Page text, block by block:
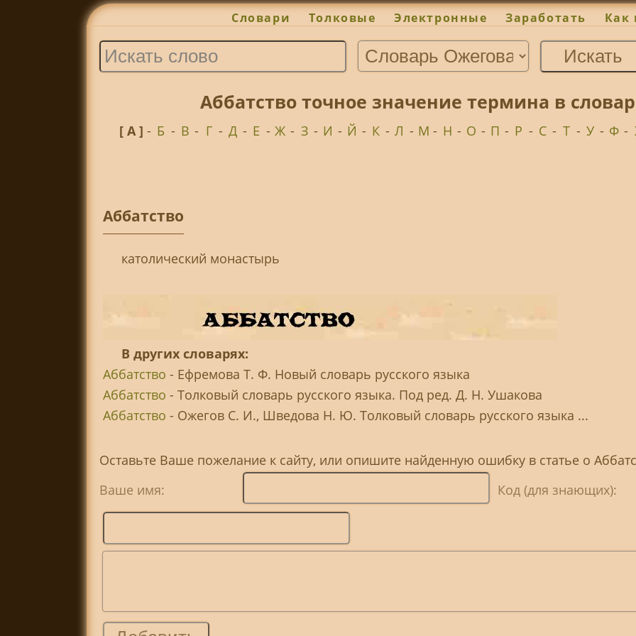
Словари Толковые Электронные Заработать Как
Аббатство точное значение термина в
[ А ]- Б - В - Г - Д - Е - Ж - З - И - Й - К - Л - М - Н - О - П - Р - С - Т - У - Ф -
Аббатство
католический монастырь
В других словарях:
Аббатство - Ефремова Т. Ф. Новый словарь русского языка
Аббатство - Толковый словарь русского языка. Под ред. Д. Н. Ушакова
Аббатство - Ожегов С. И., Шведова Н. Ю. Толковый словарь русского языка ...
Оставьте Ваше пожелание к сайту, или опишите найденную ошибку в статье о
Ваше имя:
Код (для знающих):